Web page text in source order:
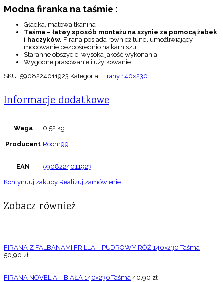
Modna firanka na taśmie :
Gładka, matowa tkanina
Taśma – łatwy sposób montażu na szynie za pomocą żabek
i haczyków. Firana posiada również tunel umożliwiający
mocowanie bezpośrednio na karniszu
Staranne obszycie, wysoka jakość wykonania
Wygodne prasowanie i użytkowanie
SKU: 5908224011923 Kategoria: Firany 140x230
Informacje dodatkowe
Waga 0,52 kg
Producent Room99
EAN 5908224011923
Kontynuuj zakupy Realizuj zamówienie
Zobacz również
FIRANA Z FALBANAMI FRILLA – PUDROWY RÓŻ 140×230 Taśma
50,90 zł
FIRANA NOVELIA – BIAŁA 140×230 Taśma 40,90 zł